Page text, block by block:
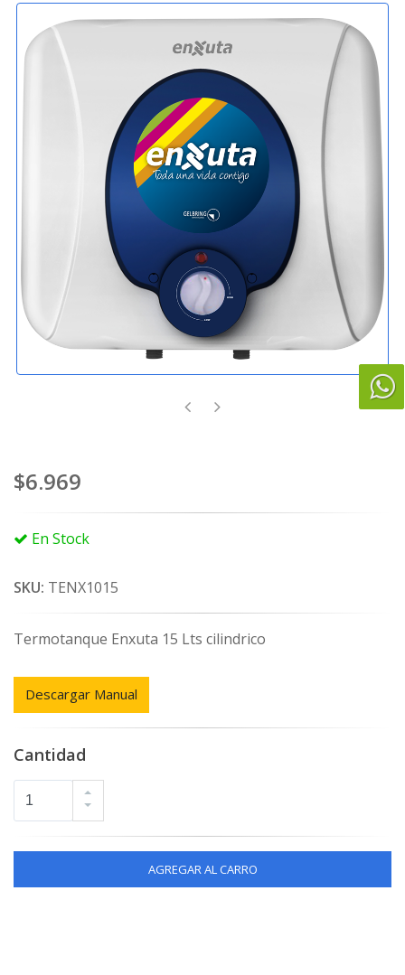
$6.969
En Stock
SKU: TENX1015
Termotanque Enxuta 15 Lts cilindrico
Descargar Manual
Cantidad
AGREGAR AL CARRO